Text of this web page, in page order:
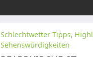
Schlechtwetter Tipps,
Sehenswürdigkeiten